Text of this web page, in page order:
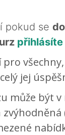
pokud se
pro
jej
může být
zvýhodněná